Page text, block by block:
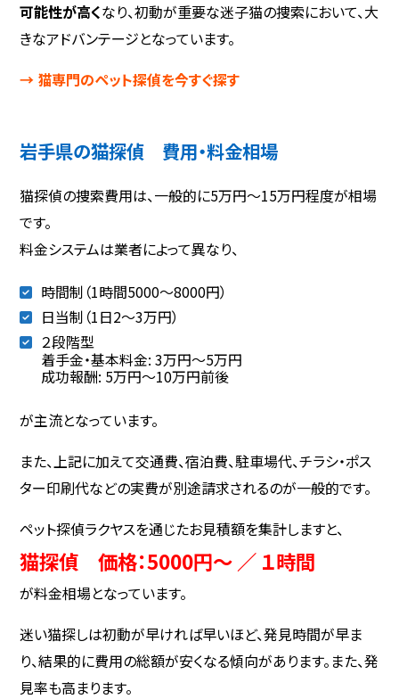
可能性が高くなり、初動が重要な迷子猫の捜索において、大
きなアドバンテージとなっています。
→ 猫専門のペット探偵を今すぐ探す
岩手県の猫探偵 費用・料金相場
猫探偵の捜索費用は、一般的に5万円〜15万円程度が相場
です。
料金システムは業者によって異なり、
時間制（1時間5000～8000円）
日当制（1日2〜3万円）
２段階型
着手金・基本料金: 3万円〜5万円
成功報酬: 5万円〜10万円前後
が主流となっています。
また、上記に加えて交通費、宿泊費、駐車場代、チラシ・ポス
ター印刷代などの実費が別途請求されるのが一般的です。
ペット探偵ラクヤスを通じたお見積額を集計しますと、
猫探偵 価格：5000円～ ／ １時間
が料金相場となっています。
迷い猫探しは初動が早ければ早いほど、発見時間が早ま
り、結果的に費用の総額が安くなる傾向があります。また、発
見率も高まります。